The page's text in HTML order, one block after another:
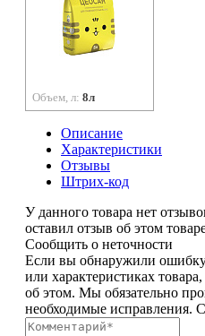
Объем, л: 8л
Описание
Характеристики
Отзывы
Штрих-код
У данного товара нет
оставил отзыв об этом
Сообщить о неточности
Если вы обнаружили
или характеристиках
об этом. Мы обязательно
необходимые исправления.